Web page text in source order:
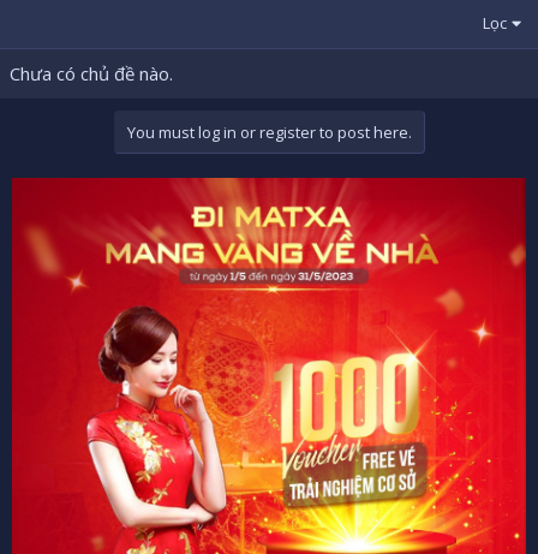
Lọc
Chưa có chủ đề nào.
You must log in or register to post here.